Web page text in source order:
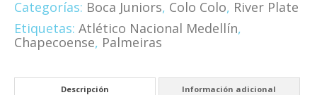
Golden
World
of
Categorías: Boca Juniors, Colo Colo, River Plate
Etiquetas: Atlético Nacional Medellín,
Chapecoense, Palmeiras
Descripción Información adicional